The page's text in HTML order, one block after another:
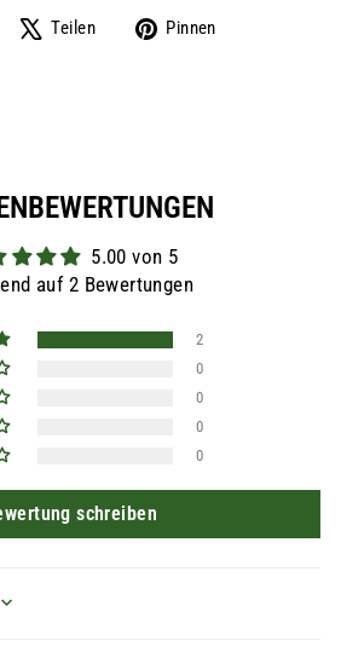
Auf
Teilen
Auf
Pinnen
5.00 von 5
auf 2 Bewertungen
2
0
0
0
0
schreiben